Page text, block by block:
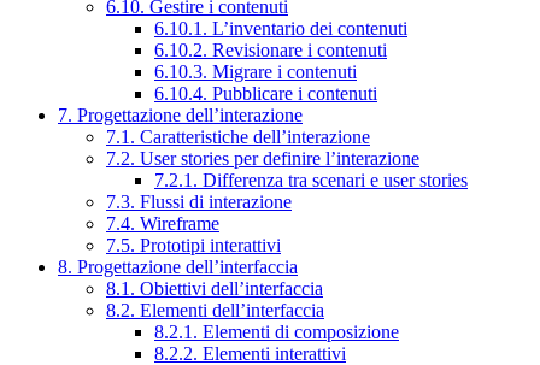
6.10. Gestire i contenuti
6.10.1. L’inventario dei contenuti
6.10.2. Revisionare i contenuti
6.10.3. Migrare i contenuti
6.10.4. Pubblicare i contenuti
7. Progettazione dell’interazione
7.1. Caratteristiche dell’interazione
7.2. User stories per definire l’interazione
7.2.1. Differenza tra scenari e user stories
7.3. Flussi di interazione
7.4. Wireframe
7.5. Prototipi interattivi
8. Progettazione dell’interfaccia
8.1. Obiettivi dell’interfaccia
8.2. Elementi dell’interfaccia
8.2.1. Elementi di composizione
8.2.2. Elementi interattivi